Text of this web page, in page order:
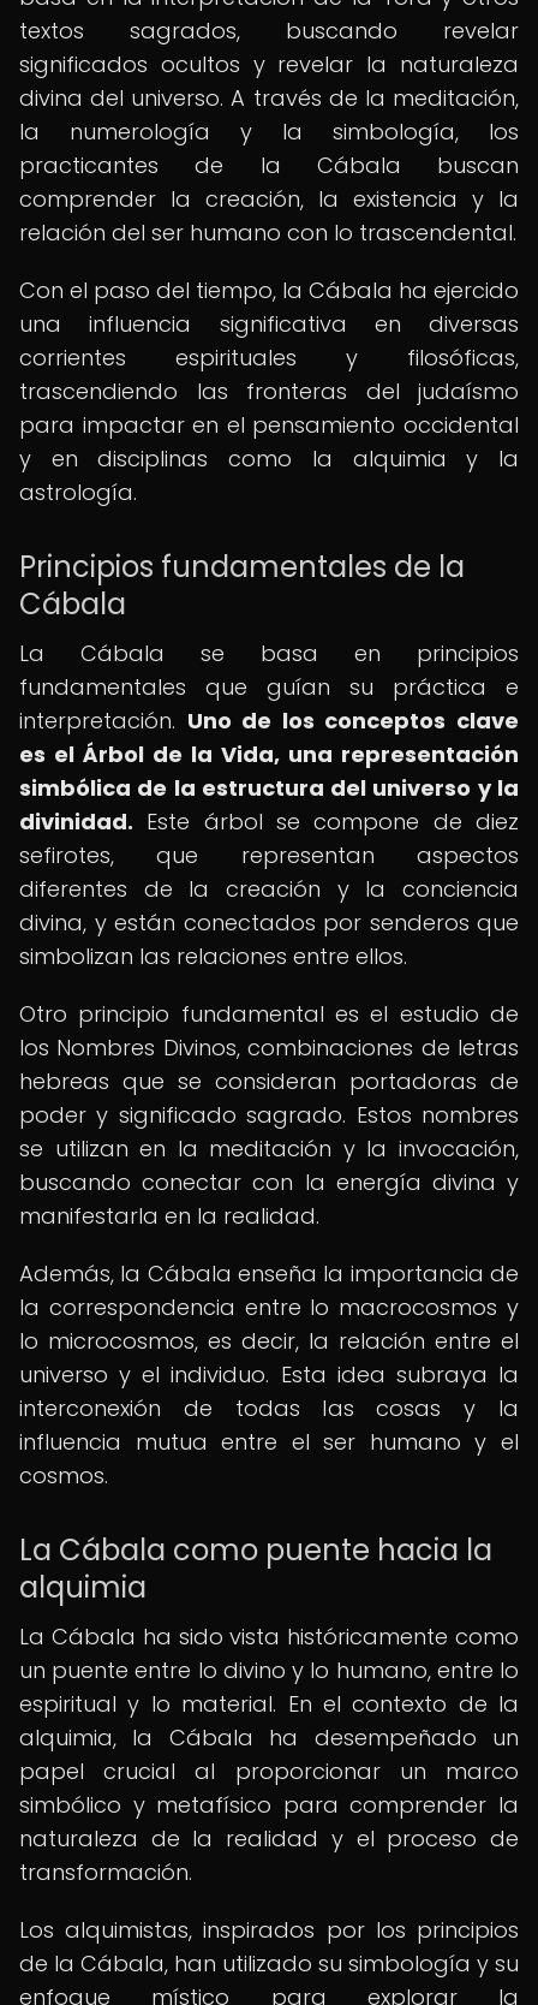
textos sagrados, buscando revelar
significados ocultos y revelar la naturaleza
divina del universo. A través de la meditación,
la numerología y la simbología, los
practicantes de la Cábala buscan
comprender la creación, la existencia y la
relación del ser humano con lo trascendental.
Con el paso del tiempo, la Cábala ha ejercido
una influencia significativa en diversas
corrientes espirituales y filosóficas,
trascendiendo las fronteras del judaísmo
para impactar en el pensamiento occidental
y en disciplinas como la alquimia y la
astrología.
Principios fundamentales de la
Cábala
La Cábala se basa en principios
fundamentales que guían su práctica e
interpretación. Uno de los conceptos clave
es el Árbol de la Vida, una representación
simbólica de la estructura del universo y la
divinidad. Este árbol se compone de diez
sefirotes, que representan aspectos
diferentes de la creación y la conciencia
divina, y están conectados por senderos que
simbolizan las relaciones entre ellos.
Otro principio fundamental es el estudio de
los Nombres Divinos, combinaciones de letras
hebreas que se consideran portadoras de
poder y significado sagrado. Estos nombres
se utilizan en la meditación y la invocación,
buscando conectar con la energía divina y
manifestarla en la realidad.
Además, la Cábala enseña la importancia de
la correspondencia entre lo macrocosmos y
lo microcosmos, es decir, la relación entre el
universo y el individuo. Esta idea subraya la
interconexión de todas las cosas y la
influencia mutua entre el ser humano y el
cosmos.
La Cábala como puente hacia la
alquimia
La Cábala ha sido vista históricamente como
un puente entre lo divino y lo humano, entre lo
espiritual y lo material. En el contexto de la
alquimia, la Cábala ha desempeñado un
papel crucial al proporcionar un marco
simbólico y metafísico para comprender la
naturaleza de la realidad y el proceso de
transformación.
Los alquimistas, inspirados por los principios
de la Cábala, han utilizado su simbología y su
enfoque místico para explorar la